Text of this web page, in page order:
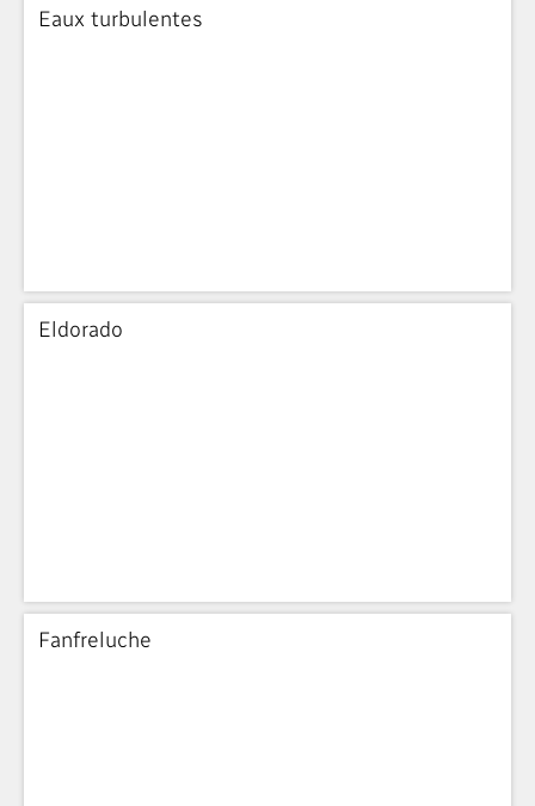
Eaux turbulentes
Eldorado
Fanfreluche